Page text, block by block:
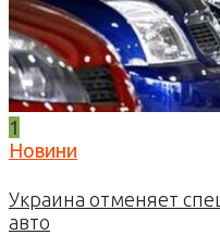
1
Новини
Украина отменяет
авто